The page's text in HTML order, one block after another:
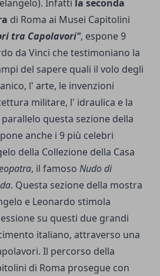
Infatti la seconda
di Roma ai Musei Capitolini
tra Capolavori", espone 9
da Vinci che testimoniano la
del sapere quali il volo degli
l' arte, le invenzioni
militare, l' idraulica e la
questa sezione della
anche i 9 più celebri
della Collezione della Casa
, il famoso Nudo di
. Questa sezione della mostra
e Leonardo stimola
su questi due grandi
italiano, attraverso una
Il percorso della
di Roma prosegue con